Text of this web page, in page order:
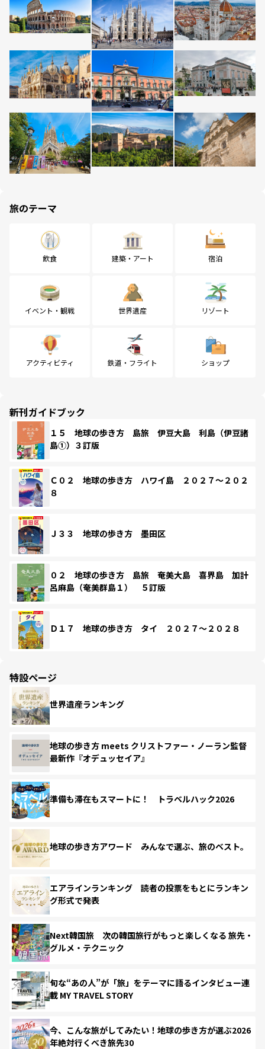
旅のテーマ
飲食 建築・アート 宿泊
イベント・観戦 世界遺産 リゾート
アクティビティ 鉄道・フライト ショップ
新刊ガイドブック
１５ 地球の歩き方 島旅 伊豆大島 利島（伊豆諸
島①）３訂版
Ｃ０２ 地球の歩き方 ハワイ島 ２０２７～２０２
８
Ｊ３３ 地球の歩き方 墨田区
０２ 地球の歩き方 島旅 奄美大島 喜界島 加計
呂麻島（奄美群島１） ５訂版
Ｄ１７ 地球の歩き方 タイ ２０２７～２０２８
特設ページ
世界遺産ランキング
地球の歩き方 meets クリストファー・ノーラン監督
最新作『オデュッセイア』
準備も滞在もスマートに！ トラベルハック2026
地球の歩き方アワード みんなで選ぶ、旅のベスト。
エアラインランキング 読者の投票をもとにランキン
グ形式で発表
Next韓国旅 次の韓国旅行がもっと楽しくなる 旅先・
グルメ・テクニック
旬な“あの人”が「旅」をテーマに語るインタビュー連
載 MY TRAVEL STORY
今、こんな旅がしてみたい！地球の歩き方が選ぶ2026
年絶対行くべき旅先30